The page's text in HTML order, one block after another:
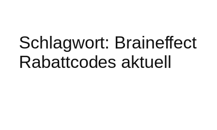
Schlagwort: Braineffect
Rabattcodes aktuell